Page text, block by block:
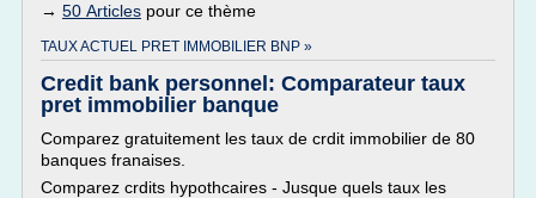
→ 50 Articles pour ce thème
TAUX ACTUEL PRET IMMOBILIER BNP »
Credit bank personnel: Comparateur taux
pret immobilier banque
Comparez gratuitement les taux de crdit immobilier de 80
banques franaises.
Comparez crdits hypothcaires - Jusque quels taux les